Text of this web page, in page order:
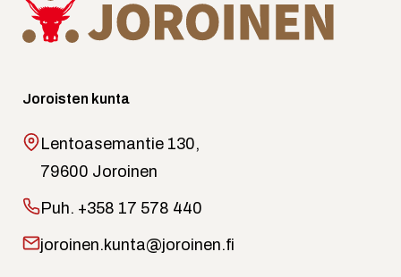
Joroisten kunta
Lentoasemantie 130,
79600 Joroinen
Puh. +358 17 578 440
joroinen.kunta@joroinen.fi